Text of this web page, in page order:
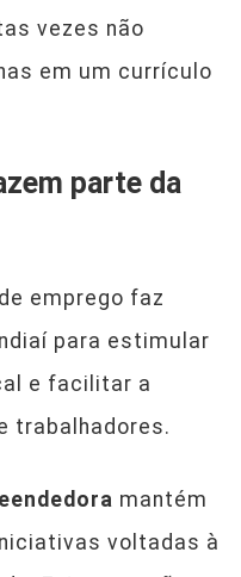
vezes não
em um currículo
parte da
emprego faz
para estimular
e facilitar a
trabalhadores.
mantém
voltadas à